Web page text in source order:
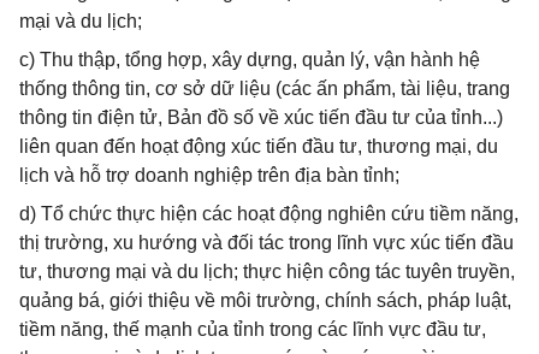
mại và du lịch;
c) Thu thập, tổng hợp, xây dựng, quản lý, vận hành hệ
thống thông tin, cơ sở dữ liệu (các ấn phẩm, tài liệu, trang
thông tin điện tử, Bản đồ số về xúc tiến đầu tư của tỉnh...)
liên quan đến hoạt động xúc tiến đầu tư, thương mại, du
lịch và hỗ trợ doanh nghiệp trên địa bàn tỉnh;
d) Tổ chức thực hiện các hoạt động nghiên cứu tiềm năng,
thị trường, xu hướng và đối tác trong lĩnh vực xúc tiến đầu
tư, thương mại và du lịch; thực hiện công tác tuyên truyền,
quảng bá, giới thiệu về môi trường, chính sách, pháp luật,
tiềm năng, thế mạnh của tỉnh trong các lĩnh vực đầu tư,